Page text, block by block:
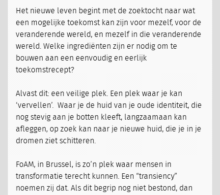
Het nieuwe leven begint met de zoektocht naar wat
een mogelijke toekomst kan zijn voor mezelf, voor de
veranderende wereld, en mezelf in die veranderende
wereld. Welke ingrediënten zijn er nodig om te
bouwen aan een eenvoudig en eerlijk
toekomstrecept?
Alvast dit: een veilige plek. Een plek waar je kan
‘vervellen’. Waar je de huid van je oude identiteit, die
nog stevig aan je botten kleeft, langzaamaan kan
afleggen, op zoek kan naar je nieuwe huid, die je in je
dromen ziet schitteren.
FoAM, in Brussel, is zo’n plek waar mensen in
transformatie terecht kunnen. Een “transiency”
noemen zij dat. Als dit begrip nog niet bestond, dan